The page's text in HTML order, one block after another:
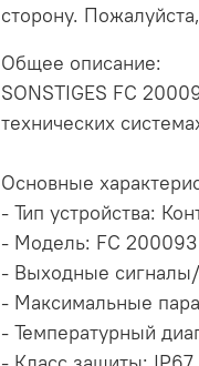
сторону.
Общее описание:
SONSTIGES FC
технических
Основные
- Тип устройства:
- Модель: FC 200093
- Выходные
- Максимальные
- Температурный